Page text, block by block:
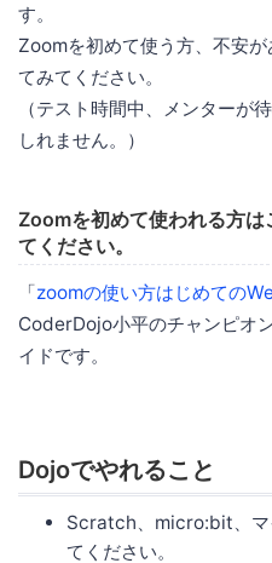
す。
Zoomを初めて使う方、不安
てみてください。
（テスト時間中、メンターが
しれません。）
Zoomを初めて使われる方は
てください。
「zoomの使い方はじめての
CoderDojo小平のチャンピオ
イドです。
Dojoでやれること
Scratch、micro:bit、マ
てください。